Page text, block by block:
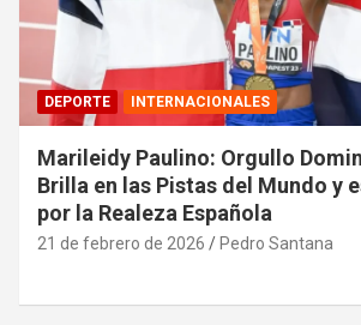
DEPORTE INTERNACIONALES
Marileidy Paulino: Orgullo
Brilla en las Pistas del Mundo y
por la Realeza Española
21 de febrero de 2026 Pedro Santana